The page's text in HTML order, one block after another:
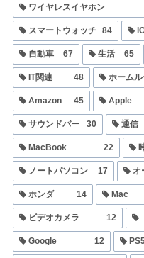
ワイヤレスイヤホン
スマートウォッチ 84
自動車 67 生活 65
IT関連 48 ホーム
Amazon 45 Apple
サウンドバー 30 通信
MacBook 22
ノートパソコン 17 オ
ホンダ 14 Mac
ビデオカメラ 12
Google 12